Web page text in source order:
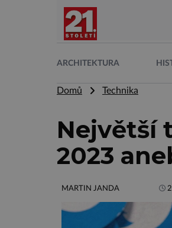
ARCHITEKTURA
Domů Technika
Největší
2023
MARTIN JANDA